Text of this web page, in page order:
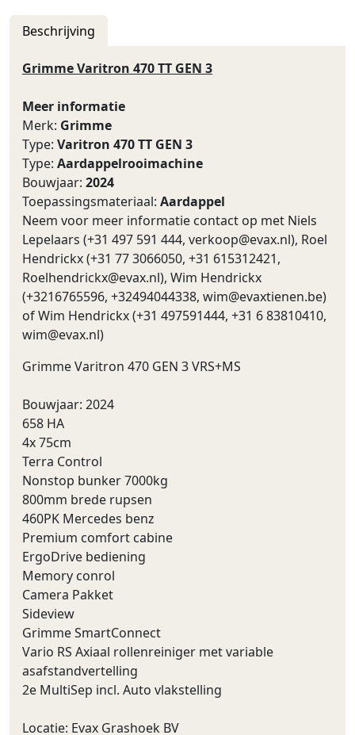
Beschrijving
Grimme Varitron 470 TT GEN 3
Meer informatie
Merk: Grimme
Type: Varitron 470 TT GEN 3
Type: Aardappelrooimachine
Bouwjaar: 2024
Toepassingsmateriaal: Aardappel
Neem voor meer informatie contact op met Niels
Lepelaars (+31 497 591 444, verkoop@evax.nl), Roel
Hendrickx (+31 77 3066050, +31 615312421,
Roelhendrickx@evax.nl), Wim Hendrickx
(+3216765596, +32494044338, wim@evaxtienen.be)
of Wim Hendrickx (+31 497591444, +31 6 83810410,
wim@evax.nl)
Grimme Varitron 470 GEN 3 VRS+MS
Bouwjaar: 2024
658 HA
4x 75cm
Terra Control
Nonstop bunker 7000kg
800mm brede rupsen
460PK Mercedes benz
Premium comfort cabine
ErgoDrive bediening
Memory conrol
Camera Pakket
Sideview
Grimme SmartConnect
Vario RS Axiaal rollenreiniger met variable
asafstandvertelling
2e MultiSep incl. Auto vlakstelling
Locatie: Evax Grashoek BV